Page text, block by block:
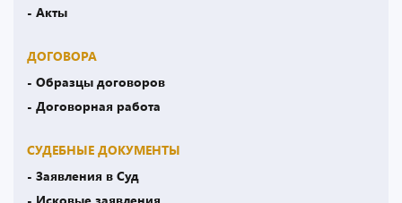
- Акты
ДОГОВОРА
- Образцы договоров
- Договорная работа
СУДЕБНЫЕ ДОКУМЕНТЫ
- Заявления в Суд